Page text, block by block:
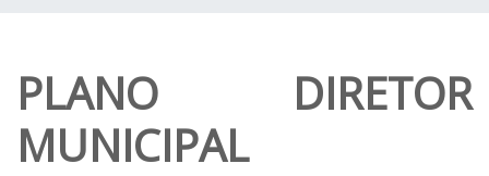
PLANO DIRETOR
MUNICIPAL